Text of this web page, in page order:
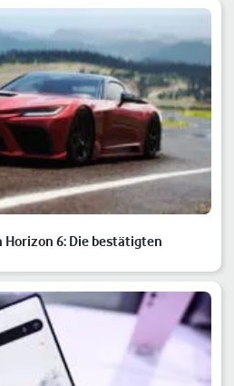
6: Die bestätigten